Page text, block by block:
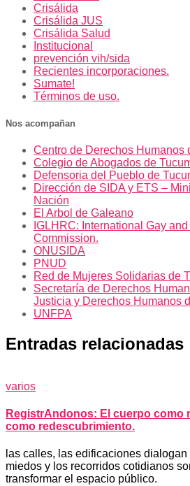
Crisálida
Crisálida JUS
Crisálida Salud
Institucional
prevención vih/sida
Recientes incorporaciones.
Sumate!
Términos de uso.
Nos acompañan
Centro de Derechos Humanos
Colegio de Abogados de
Defensoria del Pueblo de
Dirección de SIDA y ETS –
Nación
El Arbol de Galeano
IGLHRC: International Gay
Commission.
ONUSIDA
PNUD
Red de Mujeres Solidarias de
Secretaría de Derechos
Justicia y Derechos Humanos
UNFPA
Entradas relacionadas
varios
RegistrAndonos: El cuerpo como
como redescubrimiento.
las calles, las edificaciones
miedos y los recorridos cotidianos
transformar el espacio público.